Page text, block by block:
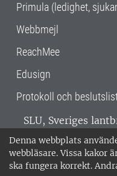
Denna webbplats
webbläsare. Vissa kakor
ska fungera korrekt.
Primula (ledighet,
Webbmejl
ReachMee
Edusign
Protokoll och
SLU, Sveriges
verksamhet över
Alnarp, Uppsala
miljöcertifierat